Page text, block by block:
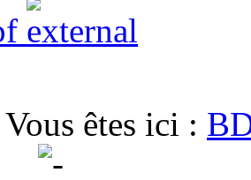
êtes ici :